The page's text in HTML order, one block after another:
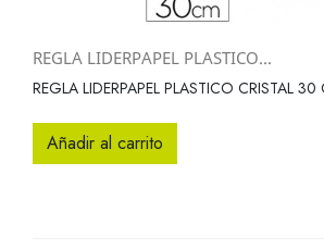
REGLA LIDERPAPEL PLASTICO...
REGLA LIDERPAPEL PLASTICO CRISTAL 30
Añadir al carrito